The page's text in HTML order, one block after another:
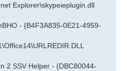
Explorer\skypeieplugin.dll
- {B4F3A835-0E21-4959-
2 SSV Helper - {DBC80044-